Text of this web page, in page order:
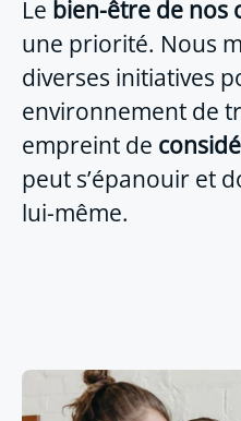
Le bien-être de nos
une priorité. Nous
diverses initiatives
environnement de
empreint de
peut s’épanouir et
lui-même.